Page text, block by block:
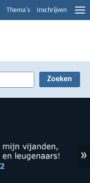
Thema's Inschrijven
»